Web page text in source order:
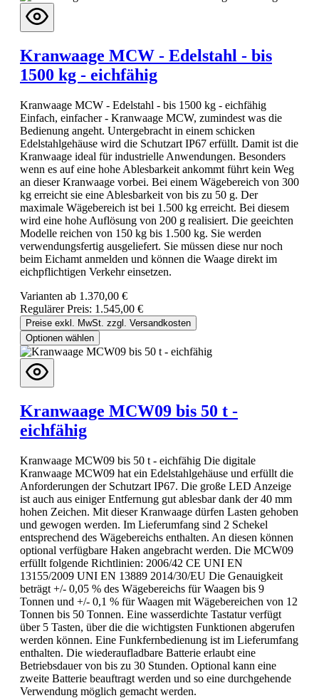
Kranwaage MCW - Edelstahl - bis
1500 kg - eichfähig
Kranwaage MCW - Edelstahl - bis 1500 kg - eichfähig
Einfach, einfacher - Kranwaage MCW, zumindest was die
Bedienung angeht. Untergebracht in einem schicken
Edelstahlgehäuse wird die Schutzart IP67 erfüllt. Damit ist die
Kranwaage ideal für industrielle Anwendungen. Besonders
wenn es auf eine hohe Ablesbarkeit ankommt führt kein Weg
an dieser Kranwaage vorbei. Bei einem Wägebereich von 300
kg erreicht sie eine Ablesbarkeit von bis zu 50 g. Der
maximale Wägebereich ist bei 1.500 kg erreicht. Bei diesem
wird eine hohe Auflösung von 200 g realisiert. Die geeichten
Modelle reichen von 150 kg bis 1.500 kg. Sie werden
verwendungsfertig ausgeliefert. Sie müssen diese nur noch
beim Eichamt anmelden und können die Waage direkt im
eichpflichtigen Verkehr einsetzen.
Varianten ab 1.370,00 €
Regulärer Preis: 1.545,00 €
Preise exkl. MwSt. zzgl. Versandkosten
Optionen wählen
Kranwaage MCW09 bis 50 t -
eichfähig
Kranwaage MCW09 bis 50 t - eichfähig Die digitale
Kranwaage MCW09 hat ein Edelstahlgehäuse und erfüllt die
Anforderungen der Schutzart IP67. Die große LED Anzeige
ist auch aus einiger Entfernung gut ablesbar dank der 40 mm
hohen Zeichen. Mit dieser Kranwaage dürfen Lasten gehoben
und gewogen werden. Im Lieferumfang sind 2 Schekel
entsprechend des Wägebereichs enthalten. An diesen können
optional verfügbare Haken angebracht werden. Die MCW09
erfüllt folgende Richtlinien: 2006/42 CE UNI EN
13155/2009 UNI EN 13889 2014/30/EU Die Genauigkeit
beträgt +/- 0,05 % des Wägebereichs für Waagen bis 9
Tonnen und +/- 0,1 % für Waagen mit Wägebereichen von 12
Tonnen bis 50 Tonnen. Eine wasserdichte Tastatur verfügt
über 5 Tasten, über die die wichtigsten Funktionen abgerufen
werden können. Eine Funkfernbedienung ist im Lieferumfang
enthalten. Die wiederaufladbare Batterie erlaubt eine
Betriebsdauer von bis zu 30 Stunden. Optional kann eine
zweite Batterie beauftragt werden und so eine durchgehende
Verwendung möglich gemacht werden.